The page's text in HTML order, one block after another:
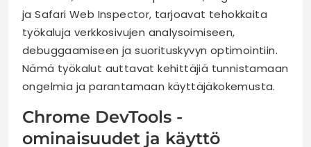
ja Safari Web Inspector, tarjoavat tehokkaita
työkaluja verkkosivujen analysoimiseen,
debuggaamiseen ja suorituskyvyn optimointiin.
Nämä työkalut auttavat kehittäjiä tunnistamaan
ongelmia ja parantamaan käyttäjäkokemusta.
Chrome DevTools -
ominaisuudet ja käyttö